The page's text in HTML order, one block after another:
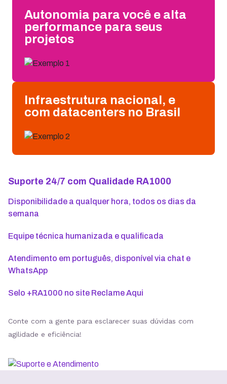
Autonomia para você e alta
performance para seus
projetos
Infraestrutura nacional, e
com datacenters no Brasil
Suporte 24/7 com Qualidade RA1000
Disponibilidade a qualquer hora, todos os dias da
semana
Equipe técnica humanizada e qualificada
Atendimento em português, disponível via chat e
WhatsApp
Selo +RA1000 no site Reclame Aqui
Conte com a gente para esclarecer suas dúvidas com
agilidade e eficiência!